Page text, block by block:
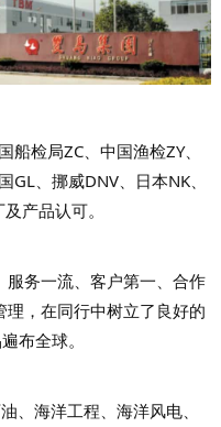
检局ZC、中国渔检ZY、
、挪威DNV、日本NK、
产品认可。
服务一流、客户第一、合作
理，在同行中树立了良好的
布全球。
、海洋工程、海洋风电、